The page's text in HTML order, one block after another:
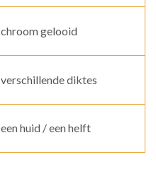
chroom gelooid
verschillende diktes
een huid / een helft